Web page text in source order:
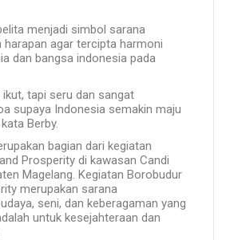
menjadi simbol sarana
harapan agar tercipta harmoni
dan bangsa indonesia pada
tapi seru dan sangat
supaya Indonesia semakin maju
Berby.
bagian dari kegiatan
Prosperity di kawasan Candi
Magelang. Kegiatan Borobudur
merupakan sarana
seni, dan keberagaman yang
untuk kesejahteraan dan